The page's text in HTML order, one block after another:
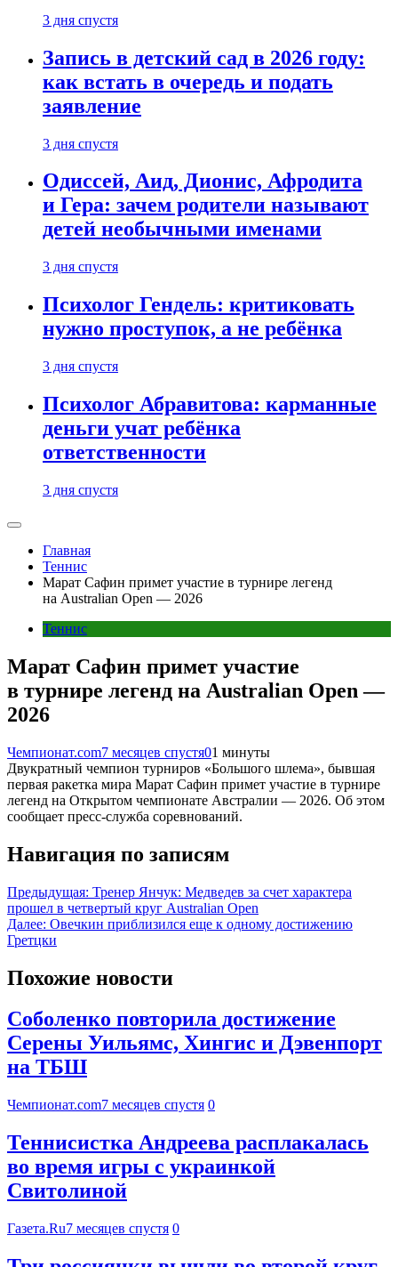
3 дня спустя
Запись в детский сад в 2026 году:
как встать в очередь и подать
заявление
3 дня спустя
Одиссей, Аид, Дионис, Афродита
и Гера: зачем родители называют
детей необычными именами
3 дня спустя
Психолог Гендель: критиковать
нужно проступок, а не ребёнка
3 дня спустя
Психолог Абравитова: карманные
деньги учат ребёнка
ответственности
3 дня спустя
Главная
Теннис
Марат Сафин примет участие в турнире легенд
на Australian Open — 2026
Теннис
Марат Сафин примет участие
в турнире легенд на Australian Open —
2026
Чемпионат.com7 месяцев спустя01 минуты
Двукратный чемпион турниров «Большого шлема», бывшая
первая ракетка мира Марат Сафин примет участие в турнире
легенд на Открытом чемпионате Австралии — 2026. Об этом
сообщает пресс-служба соревнований.
Навигация по записям
Предыдущая: Тренер Янчук: Медведев за счет характера
прошел в четвертый круг Australian Open
Далее: Овечкин приблизился еще к одному достижению
Гретцки
Похожие новости
Соболенко повторила достижение
Серены Уильямс, Хингис и Дэвенпорт
на ТБШ
Чемпионат.com7 месяцев спустя 0
Теннисистка Андреева расплакалась
во время игры с украинкой
Свитолиной
Газета.Ru7 месяцев спустя 0